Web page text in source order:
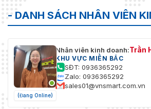
- DANH SÁCH NHÂN VIÊN
(Đang Online)
Nhân viên kinh doanh:Trần
KHU VỰC MIỀN BẮC
SĐT: 0936365292
Zalo: 0936365292
sales01@vnsmart.com.vn